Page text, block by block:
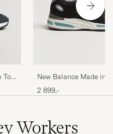
Top
New Balance Made in
Sneakers Black
2 899,-
Workers